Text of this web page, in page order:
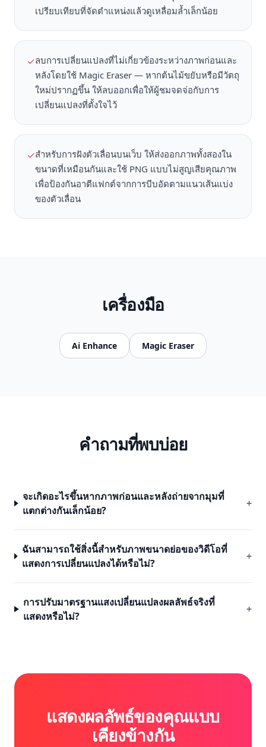
เปรียบเทียบที่จัดตำแหน่งแล้วดูเหลื่อมล้ำเล็กน้อย
✓ลบการเปลี่ยนแปลงที่ไม่เกี่ยวข้องระหว่างภาพก่อนและ
หลังโดยใช้ Magic Eraser — หากต้นไม้ขยับหรือมีวัตถุ
ใหม่ปรากฏขึ้น ให้ลบออกเพื่อให้ผู้ชมจดจ่อกับการ
เปลี่ยนแปลงที่ตั้งใจไว้
✓สำหรับการฝังตัวเลื่อนบนเว็บ ให้ส่งออกภาพทั้งสองใน
ขนาดที่เหมือนกันและใช้ PNG แบบไม่สูญเสียคุณภาพ
เพื่อป้องกันอาตีแฟกต์จากการบีบอัดตามแนวเส้นแบ่ง
ของตัวเลื่อน
เครื่องมือ
Ai Enhance Magic Eraser
คำถามที่พบบ่อย
จะเกิดอะไรขึ้นหากภาพก่อนและหลังถ่ายจากมุมที่
แตกต่างกันเล็กน้อย?
+
ฉันสามารถใช้สิ่งนี้สำหรับภาพขนาดย่อของวิดีโอที่
แสดงการเปลี่ยนแปลงได้หรือไม่?
+
การปรับมาตรฐานแสงเปลี่ยนแปลงผลลัพธ์จริงที่
แสดงหรือไม่?
+
แสดงผลลัพธ์ของคุณแบบ
เคียงข้างกัน